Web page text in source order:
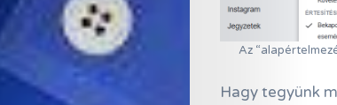
Az
Hagy tegyünk